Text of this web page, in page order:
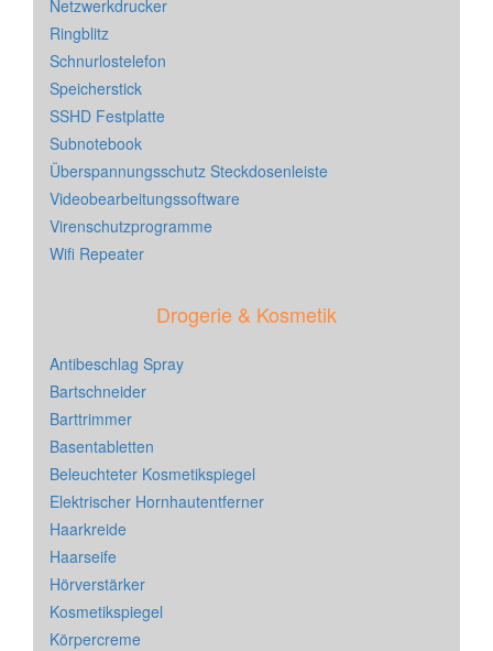
Netzwerkdrucker
Ringblitz
Schnurlostelefon
Speicherstick
SSHD Festplatte
Subnotebook
Überspannungsschutz Steckdosenleiste
Videobearbeitungssoftware
Virenschutzprogramme
Wifi Repeater
Drogerie & Kosmetik
Antibeschlag Spray
Bartschneider
Barttrimmer
Basentabletten
Beleuchteter Kosmetikspiegel
Elektrischer Hornhautentferner
Haarkreide
Haarseife
Hörverstärker
Kosmetikspiegel
Körpercreme